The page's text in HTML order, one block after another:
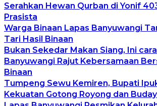
Serahkan Hewan Qurban di Yonif
Prasista
Warga Binaan Lapas Banyuwangi
Tari Hasil Binaan
Bukan Sekedar Makan Siang, Ini
Banyuwangi Rajut Kebersamaan
Binaan
Tumpeng Sewu Kemiren, Bupati
Kekuatan Gotong Royong dan